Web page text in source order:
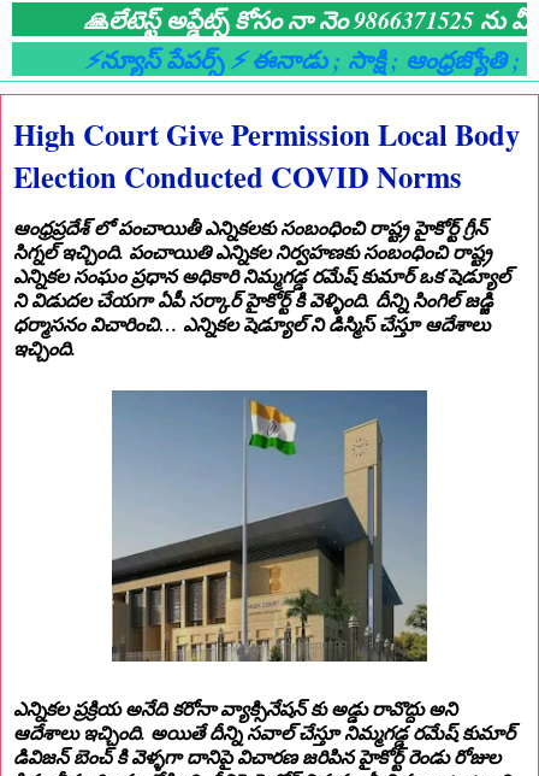
🙏లేటెస్ట్ అప్డేట్స్ కోసం నా నెం 9866371525 ను
⚡న్యూస్ పేపర్స్ ⚡ ఈనాడు; సాక్షి; ఆంధ్రజ్యోతి;
High Court Give Permission Local Body
Election Conducted COVID Norms
ఆంధ్రప్రదేశ్ లో పంచాయితీ ఎన్నికలకు సంబంధించి రాష్ట్ర హైకోర్ట్ గ్రీన్
సిగ్నల్ ఇచ్చింది. పంచాయితి ఎన్నికల నిర్వహణకు సంబంధించి రాష్ట్ర
ఎన్నికల సంఘం ప్రధాన అధికారి నిమ్మగడ్డ రమేష్ కుమార్ ఒక షెడ్యూల్
ని విడుదల చేయగా ఏపీ సర్కార్ హైకోర్ట్ కి వెళ్ళింది. దీన్ని సింగిల్ జడ్జి
ధర్మాసనం విచారించి… ఎన్నికల షెడ్యూల్ ని డిస్మిస్ చేస్తూ ఆదేశాలు
ఇచ్చింది.
ఎన్నికల ప్రక్రియ అనేది కరోనా వ్యాక్సినేషన్ కు అడ్డు రావొద్దు అని
ఆదేశాలు ఇచ్చింది. అయితే దీన్ని సవాల్ చేస్తూ నిమ్మగడ్డ రమేష్ కుమార్
డివిజన్ బెంచ్ కి వెళ్ళగా దానిపై విచారణ జరిపిన హైకోర్ట్ రెండు రోజుల